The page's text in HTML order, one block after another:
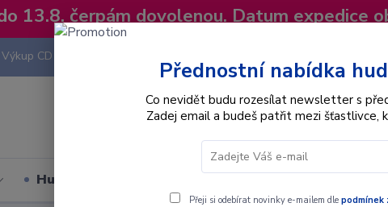
13.8. čerpám dovolenou. Datum expedice
Výkup CD
Hudební styly
Přednostní nabídka
Co nevidět budu rozesílat newsletter s
Zadej email a budeš patřit mezi šťastlivce,
Přeji si odebírat novinky e-mailem dle podmínek